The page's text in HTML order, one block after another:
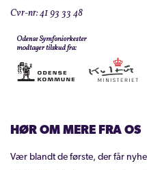
Cvr-nr: 41 93 33 48
HØR OM MERE FRA OS
Vær blandt de første, der får